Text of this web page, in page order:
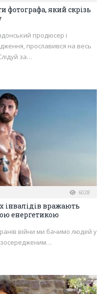
фотографа, який скрізь
продюсер і
прославився на весь
за…
6028
інвалідів вражають
енергетикою
війни ми бачимо людей у
зосередженим…